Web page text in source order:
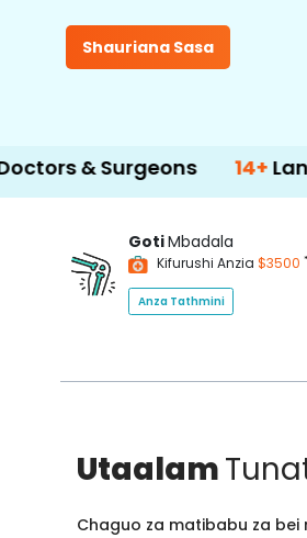
Shauriana Sasa
Surgeons 14+Language
GotiMbadala
Kifurushi Anzia $3500 *
Anza Tathmini
Utaalam
Chaguo za matibabu za